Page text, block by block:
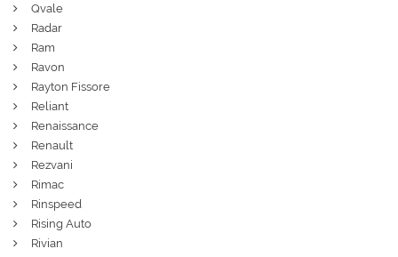
Qvale
Radar
Ram
Ravon
Rayton Fissore
Reliant
Renaissance
Renault
Rezvani
Rimac
Rinspeed
Rising Auto
Rivian